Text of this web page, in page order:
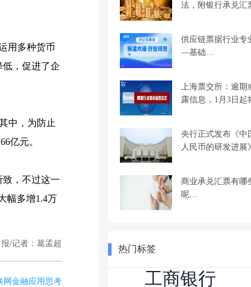
用多种货币
，促进了企
中，为防止
亿元。
，不过这一
幅多增1.4万
/记者：葛孟超
网金融应用思考
法，附银行承兑
供应链票据行业专
—基础…
上海票交所：逾期
露信息，1月3日
央行正式发布《中
人民币的研发进
商业承兑汇票有哪
呢…
热门标签